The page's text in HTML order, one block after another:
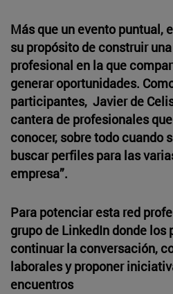
Más que un evento puntual,
su propósito de construir
profesional en la que
generar oportunidades.
participantes, Javier de
cantera de profesionales
conocer, sobre todo cuando
buscar perfiles para las
empresa”.
Para potenciar esta red
grupo de LinkedIn donde
continuar la conversación,
laborales y proponer
encuentros